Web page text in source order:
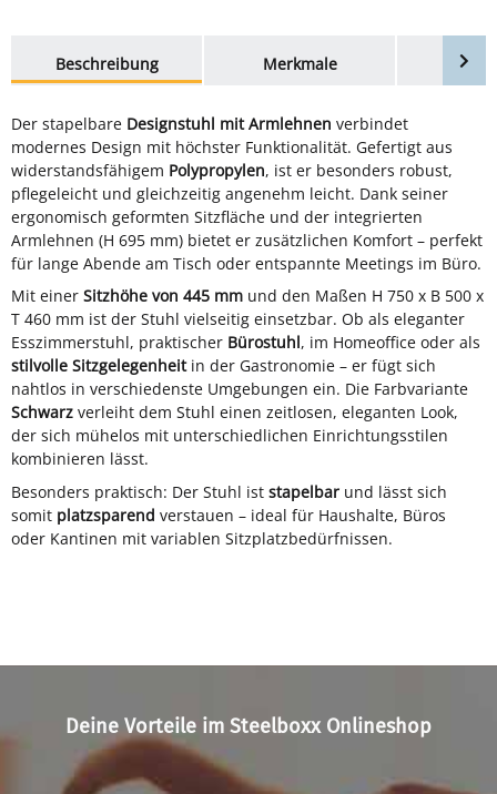
Beschreibung
Merkmale
Der stapelbare Designstuhl mit Armlehnen verbindet
modernes Design mit höchster Funktionalität. Gefertigt aus
widerstandsfähigem Polypropylen, ist er besonders robust,
pflegeleicht und gleichzeitig angenehm leicht. Dank seiner
ergonomisch geformten Sitzfläche und der integrierten
Armlehnen (H 695 mm) bietet er zusätzlichen Komfort – perfekt
für lange Abende am Tisch oder entspannte Meetings im Büro.
Mit einer Sitzhöhe von 445 mm und den Maßen H 750 x B 500 x
T 460 mm ist der Stuhl vielseitig einsetzbar. Ob als eleganter
Esszimmerstuhl, praktischer Bürostuhl, im Homeoffice oder als
stilvolle Sitzgelegenheit in der Gastronomie – er fügt sich
nahtlos in verschiedenste Umgebungen ein. Die Farbvariante
Schwarz verleiht dem Stuhl einen zeitlosen, eleganten Look,
der sich mühelos mit unterschiedlichen Einrichtungsstilen
kombinieren lässt.
Besonders praktisch: Der Stuhl ist stapelbar und lässt sich
somit platzsparend verstauen – ideal für Haushalte, Büros
oder Kantinen mit variablen Sitzplatzbedürfnissen.
Deine Vorteile im Steelboxx Onlineshop